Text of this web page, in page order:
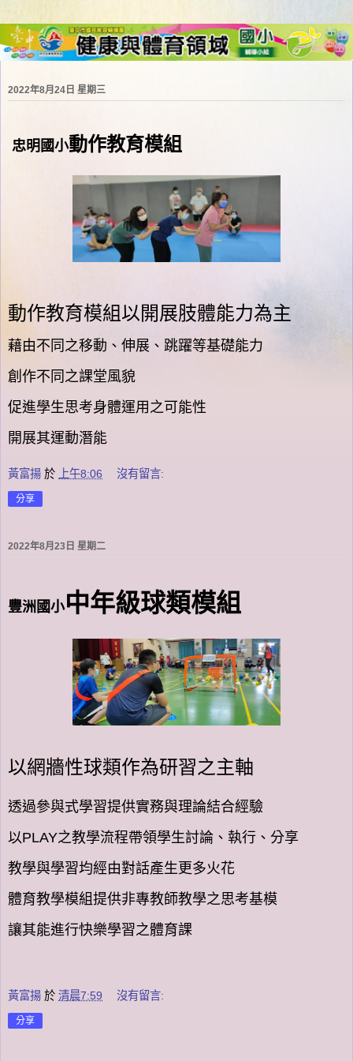
2022年8月24日 星期三
忠明國小動作教育模組
動作教育模組以開展肢體能力為主
藉由不同之移動、伸展、跳躍等基礎能力
創作不同之課堂風貌
促進學生思考身體運用之可能性
開展其運動潛能
黃富揚 於 上午8:06 沒有留言:
分享
2022年8月23日 星期二
豐洲國小中年級球類模組
以網牆性球類作為研習之主軸
透過參與式學習提供實務與理論結合經驗
以PLAY之教學流程帶領學生討論、執行、分享
教學與學習均經由對話產生更多火花
體育教學模組提供非專教師教學之思考基模
讓其能進行快樂學習之體育課
黃富揚 於 清晨7:59 沒有留言:
分享